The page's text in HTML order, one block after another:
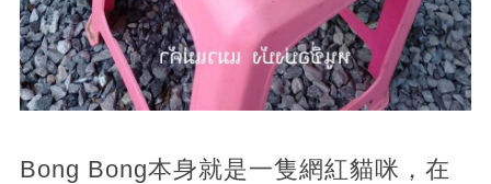
Bong Bong本身就是一隻網紅貓咪，在